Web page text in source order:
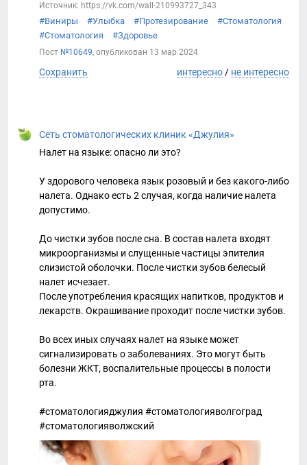
Источник: https://vk.com/wall-210993727_343
#Виниры #Улыбка #Протезирование
#Стоматология
#Стоматология
#Здоровье
Пост №10649, опубликован 13 мар 2024
Сохранить интересно/ не интересно
Сеть стоматологических клиник «Джулия»
Налет на языке: опасно ли это?
У здорового человека язык розовый и без какого-либо
налета. Однако есть 2 случая, когда наличие налета
допустимо.
До чистки зубов после сна. В состав налета входят
микроорганизмы и слущенные частицы эпителия
слизистой оболочки. После чистки зубов белесый
налет исчезает.
После употребления красящих напитков, продуктов и
лекарств. Окрашивание проходит после чистки зубов.
Во всех иных случаях налет на языке может
сигнализировать о заболеваниях. Это могут быть
болезни ЖКТ, воспалительные процессы в полости
рта.
#стоматологияджулия #стоматологияволгоград
#стоматологияволжский